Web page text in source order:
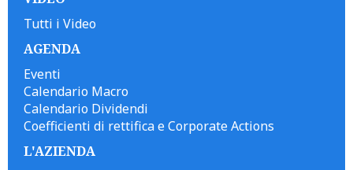
Tutti i Video
AGENDA
Eventi
Calendario Macro
Calendario Dividendi
Coefficienti di rettifica e Corporate Actions
L'AZIENDA